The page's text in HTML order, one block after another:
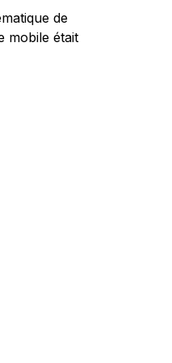
de
mobile était